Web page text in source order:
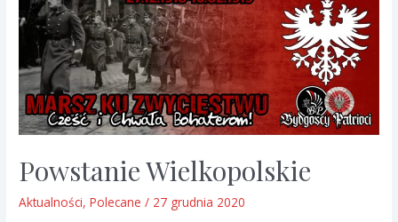
Powstanie Wielkopolskie
Aktualności,Polecane / 27 grudnia 2020